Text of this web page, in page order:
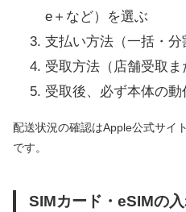
e＋など）を選ぶ
支払い方法（一括・分
受取方法（店舗受取
受取後、必ず本体の
配送状況の確認はApple公式サイ
です。
SIMカード・eSIMの